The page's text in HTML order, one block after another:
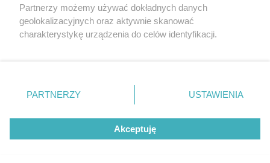
© 2026 Grupa ZPR Media
Partnerzy możemy używać dokładnych danych
geolokalizacyjnych oraz aktywnie skanować
charakterystykę urządzenia do celów identyfikacji.
zmienić/wycofać klikając przycisk ustawień prywatności
znajdujący się w lewym dolnym rogu strony
rodzaje przetwarzania danych nie wymagają zgody
użytkownika, ale masz prawo sprzeciwić się takiemu
przetwarzaniu. Preferencje będą miały zastosowanie tylko
PARTNERZY USTAWIENIA
Akceptuję